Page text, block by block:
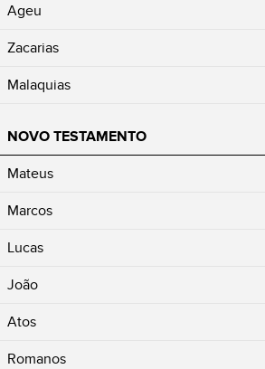
Ageu
Zacarias
Malaquias
NOVO TESTAMENTO
Mateus
Marcos
Lucas
João
Atos
Romanos